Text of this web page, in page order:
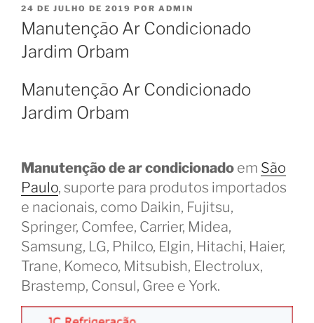
PUBLICADO
EM
24 DE JULHO DE 2019 POR ADMIN
Manutenção Ar Condicionado
Jardim Orbam
Manutenção Ar Condicionado
Jardim Orbam
Manutenção de ar condicionado em São
Paulo, suporte para produtos importados
e nacionais, como Daikin, Fujitsu,
Springer, Comfee, Carrier, Midea,
Samsung, LG, Philco, Elgin, Hitachi, Haier,
Trane, Komeco, Mitsubish, Electrolux,
Brastemp, Consul, Gree e York.